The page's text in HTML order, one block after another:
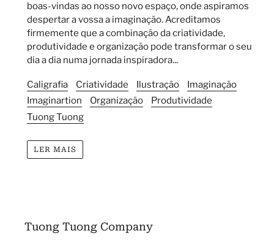
boas-vindas ao nosso novoespaço, onde aspiramos
despertar a vossaa imaginação. Acreditamos
firmemente que a combinação da criatividade,
produtividade e organização pode transformar o seu
dia a dia numa jornada inspiradora...
Caligrafia Criatividade Ilustração
Imaginação
Imaginartion
Organização
Produtividade
Tuong Tuong
LER MAIS
Tuong Tuong Company